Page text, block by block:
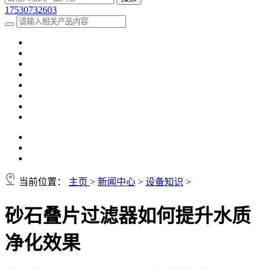
17530732603
当前位置： 主页 > 新闻中心 > 设备知识 >
砂石叠片过滤器如何提升水质
净化效果